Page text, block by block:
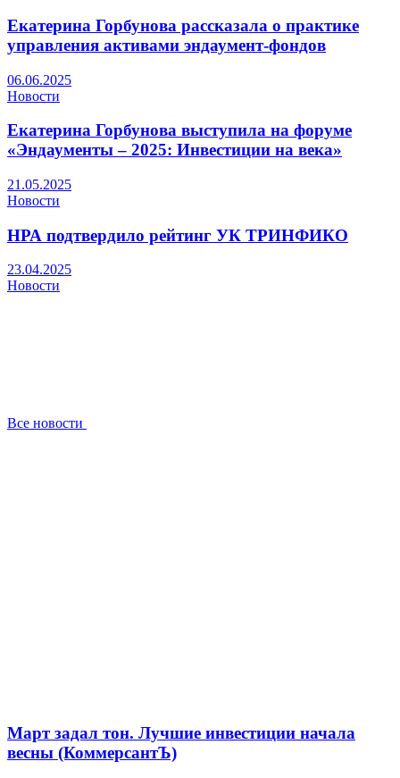
Екатерина Горбунова рассказала о практике
управления активами эндаумент-фондов
06.06.2025
Новости
Екатерина Горбунова выступила на форуме
«Эндаументы – 2025: Инвестиции на века»
21.05.2025
Новости
НРА подтвердило рейтинг УК ТРИНФИКО
23.04.2025
Новости
Все новости
Март задал тон. Лучшие инвестиции начала
весны (КоммерсантЪ)